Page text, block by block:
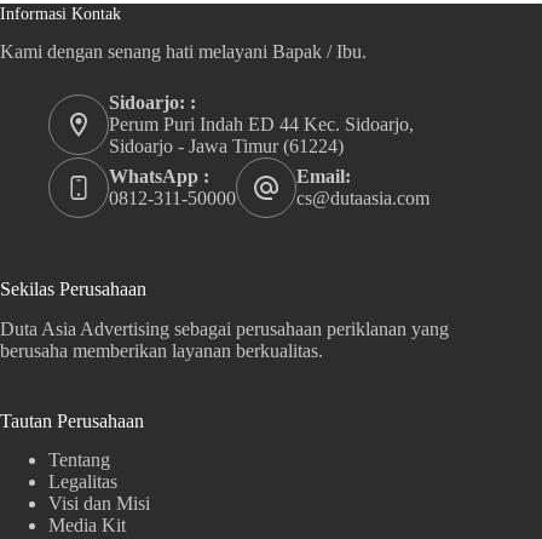
Informasi Kontak
Kami dengan senang hati melayani Bapak / Ibu.
Sidoarjo: :
Perum Puri Indah ED 44 Kec. Sidoarjo,
Sidoarjo - Jawa Timur (61224)
WhatsApp :
0812-311-50000
Email:
cs@dutaasia.com
Sekilas Perusahaan
Duta Asia Advertising sebagai perusahaan periklanan yang
berusaha memberikan layanan berkualitas.
Tautan Perusahaan
Tentang
Legalitas
Visi dan Misi
Media Kit